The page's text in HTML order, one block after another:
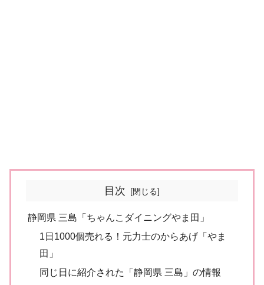
目次
静岡県 三島「ちゃんこダイニングやま田」
1日1000個売れる！元力士のからあげ「やま
田」
同じ日に紹介された「静岡県 三島」の情報